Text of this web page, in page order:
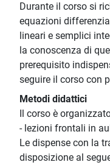
Durante il corso si
equazioni
lineari e semplici
la conoscenza di
prerequisito
seguire il corso con
Metodi didattici
Il corso è
- lezioni frontali in
Le dispense con la
disposizione al